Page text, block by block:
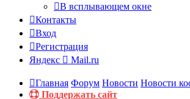
В всплывающем окне
Контакты
Вход
Регистрация
Яндекс
Mail.ru
Главная Форум Новости Новости
Поддержать сайт